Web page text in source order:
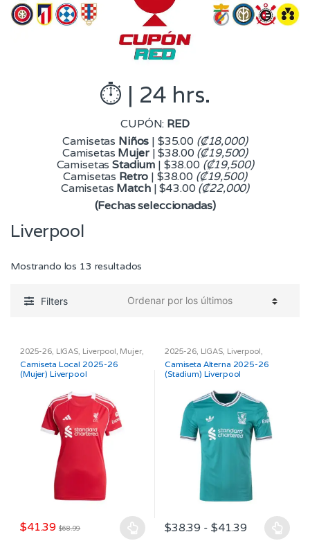
⏱️ | 24 hrs.
CUPÓN: RED
Camisetas Niños | $35.00 (₡18,000)
Camisetas Mujer| $38.00 (₡19,500)
CamisetasStadium | $38.00 (₡19,500)
Camisetas Retro | $38.00 (₡19,500)
Camisetas Match| $43.00 (₡22,000)
(Fechas seleccionadas)
Liverpool
Mostrando los 13 resultados
los
Filters
2025-26, LIGAS, Liverpool , Mujer,
Camiseta Local 2025-26
(Mujer) Liverpool
$41.39 $68.99
Este
2025-26, LIGAS, Liverpool ,
League,Stadium
Camiseta Alterna 2025-26
(Stadium) Liverpool
$38.39 - $41.39 Rango
Este